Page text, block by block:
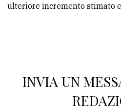
ulteriore incremento stimato
INVIA UN